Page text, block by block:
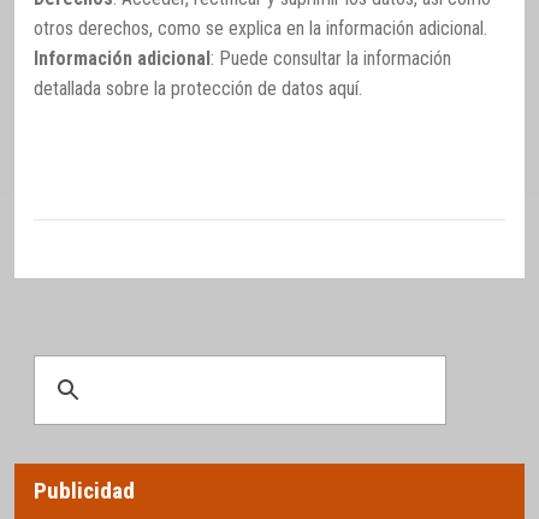
otros derechos, como se explica en la información adicional.
Información adicional: Puede consultar la información
detallada sobre la protección de datos aquí.
Publicidad